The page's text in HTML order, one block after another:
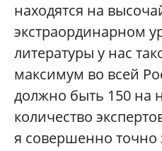
находятся на
экстраординарном
литературы у нас
максимум во всей
должно быть 150 на
количество
я совершенно точно